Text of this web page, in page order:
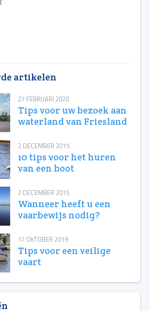
artikelen
27 FEBRUARI 2020
Tips voor uw bezoek aan
waterland van Friesland
2 DECEMBER 2015
10 tips voor het huren
van een boot
2 DECEMBER 2015
Wanneer heeft u een
vaarbewijs nodig?
17 OKTOBER 2019
Tips voor een veilige
vaart